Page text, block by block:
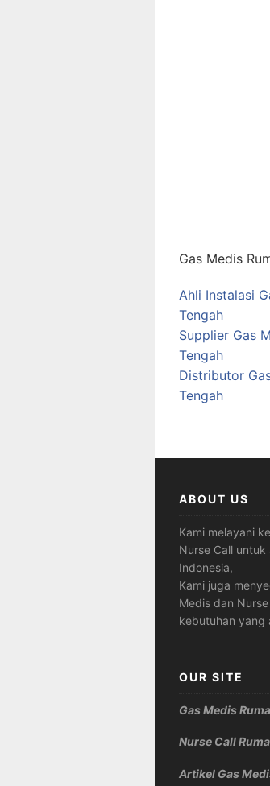
Gas Medis
Ahli Instalasi
Tengah
Supplier Gas
Tengah
Distributor
Tengah
ABOUT US
Kami melayani
Nurse Call untuk
Indonesia,
Kami juga
Medis dan
kebutuhan yang
OUR SITE
Gas Medis
Nurse Call
Artikel Gas